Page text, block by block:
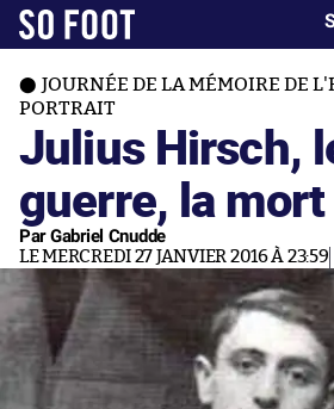
JOURNÉE DE LA MÉMOIRE DE
PORTRAIT
Julius Hirsch,
guerre, la mort
Par Gabriel Cnudde
LE MERCREDI 27 JANVIER 2016 À 23:59